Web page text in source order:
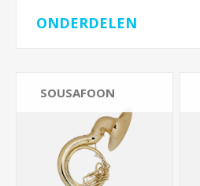
ONDERDELEN
SOUSAFOON